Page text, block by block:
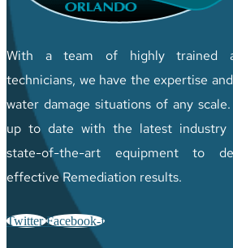
With a team of highly trained
technicians, we have the expertise
water damage situations of any
up to date with the latest industry
state-of-the-art equipment to
effective Remediation results.
Twitter Facebook-f